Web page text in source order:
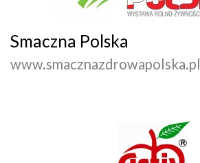
Smaczna Polska
www.smacznazdrowapolska.pl